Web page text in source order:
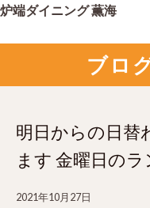
炉端ダイニング 薫海
ブロ
明日からの日替
ます 金曜日の
2021年10月27日